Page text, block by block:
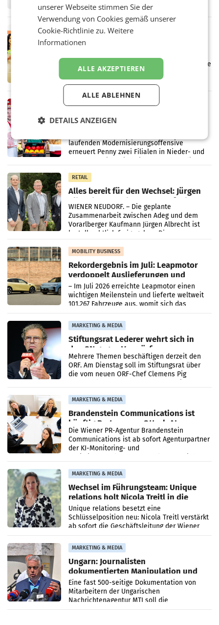
Frühjahr dank Kostensenkungen operativ
wieder Gewinn gemacht und die
Markterwartung deutlich übertroffen.
RETAIL
Eine Bühne für Zirkularität: ARA und
Über den gesamten August hinweg rücken die
Altstoff Recycling Austria AG (ARA) und der
Handelskonzern Müller die Initiative
„Kreislauf-Helden“ in allen österreichischen
Müller-Filialen
Penny modernisiert zwei Filialen in
laufenden Modernisierungsoffensive
erneuert Penny zwei Filialen in Nieder- und
RETAIL
Alles bereit für den Wechsel: Jürgen
Albrecht setzt ab 1.1.2027 auf Adeg
WIENER NEUDORF. – Die geplante
Zusammenarbeit zwischen Adeg und dem
Vorarlberger Kaufmann Jürgen Albrecht ist
kartellrechtlich freigegeben: Die
Bundeswettbewerbsbehörde und der
Bundeskartellanwalt
MOBILITY BUSINESS
Rekordergebnis im Juli: Leapmotor
verdoppelt Auslieferungen und
überschreitet die 100.000er-Marke
– Im Juli 2026 erreichte Leapmotor einen
wichtigen Meilenstein und lieferte weltweit
101.267 Fahrzeuge aus, womit sich das
Ergebnis gegenüber Juli 2025 mehr als
verdoppelte (+102
MARKETING & MEDIA
Stiftungsrat Lederer wehrt sich in
den SN gegen Vorwürfe
Mehrere Themen beschäftigen derzeit den
ORF. Am Dienstag soll im Stiftungsrat über
die vom neuen ORF-Chef Clemens Pig
MARKETING & MEDIA
Brandenstein Communications ist
künftig Partner von OtterlyAI
Die Wiener PR-Agentur Brandenstein
Communications ist ab sofort Agenturpartner
der KI-Monitoring- und
MARKETING & MEDIA
Wechsel im Führungsteam: Unique
relations holt Nicola Treitl in die
Geschäftsleitung
Unique relations besetzt eine
Schlüsselposition neu: Nicola Treitl verstärkt
ab sofort die Geschäftsleitung der Wiener
PR-Agentur an der Seite von Josef Kalina und
Anna Kalina-Mahr.
MARKETING & MEDIA
Ungarn: Journalisten
dokumentierten Manipulation und
Zensur
Eine fast 500-seitige Dokumentation von
Mitarbeitern der Ungarischen
Nachrichtenagentur MTI soll die
systematische Nachrichten-Manipulation und
unserer Webseite stimmen Sie der
Verwendung von Cookies gemäß unserer
Cookie-Richtlinie zu.Weitere
Informationen
ALLE AKZEPTIEREN
ALLE ABLEHNEN
DETAILS ANZEIGEN